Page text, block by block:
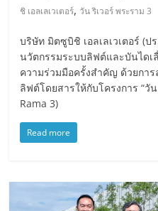
ชิ เอลเลเวเตอร์, วัน ริเวอร์ พระราม 3
บริษัท มิตซูบิชิ เอลเลเวเตอร์ (ป
นวัตกรรมระบบลิฟต์และบันไดเ
ความร่วมมือครั้งสำคัญ ด้วยกา
ลิฟต์โดยสารให้กับโครงการ “วั
Rama 3)
Read more